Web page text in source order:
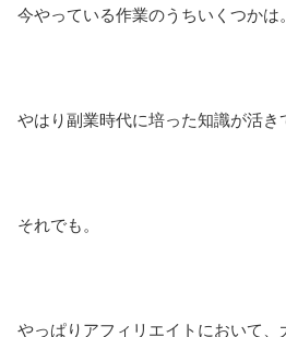
今やっている作業のうちいくつかは。
やはり副業時代に培った知識が活き
それでも。
やっぱりアフィリエイトにおいて、